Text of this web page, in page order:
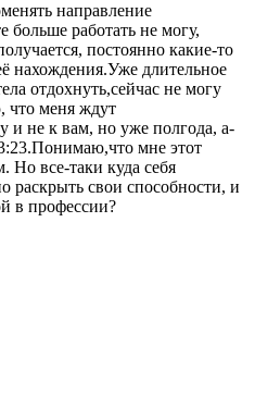
направление
больше работать не могу,
постоянно какие-то
нахождения.Уже длительное
отдохнуть,сейчас не могу
что меня ждут
и не к вам, но уже полгода, а-
мне этот
Но все-таки куда себя
раскрыть свои способности, и
в профессии?